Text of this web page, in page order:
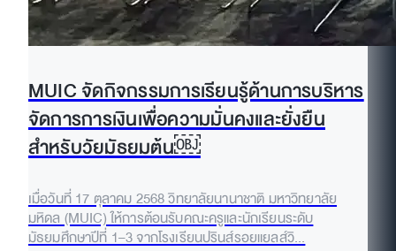
MUIC จัดกิจกรรมการเรียนรู้ด้านการบริหาร
จัดการการเงินเพื่อความมั่นคงและยั่งยืน
สำหรับวัยมัธยมต้น￼
เมื่อวันที่ 17 ตุลาคม 2568 วิทยาลัยนานาชาติ มหาวิทยาลัย
มหิดล (MUIC) ให้การต้อนรับคณะครูและนักเรียนระดับ
มัธยมศึกษาปีที่ 1–3 จากโรงเรียนปรินส์รอยแยลส์วิ...